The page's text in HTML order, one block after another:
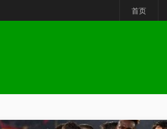
首页